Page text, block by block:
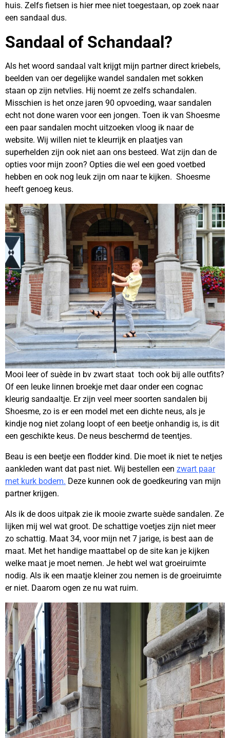
huis. Zelfs fietsen is hier mee niet toegestaan, op zoek naar
een sandaal dus.
Sandaal of Schandaal?
Als het woord sandaal valt krijgt mijn partner direct kriebels,
beelden van oer degelijke wandel sandalen met sokken
staan op zijn netvlies. Hij noemt ze zelfs schandalen.
Misschien is het onze jaren 90 opvoeding, waar sandalen
echt not done waren voor een jongen. Toen ik van Shoesme
een paar sandalen mocht uitzoeken vloog ik naar de
website. Wij willen niet te kleurrijk en plaatjes van
superhelden zijn ook niet aan ons besteed. Wat zijn dan de
opties voor mijn zoon? Opties die wel een goed voetbed
hebben en ook nog leuk zijn om naar te kijken. Shoesme
heeft genoeg keus.
Mooi leer of suède in bv zwart staat toch ook bij alle outfits?
Of een leuke linnen broekje met daar onder een cognac
kleurig sandaaltje. Er zijn veel meer soorten sandalen bij
Shoesme, zo is er een model met een dichte neus, als je
kindje nog niet zolang loopt of een beetje onhandig is, is dit
een geschikte keus. De neus beschermd de teentjes.
Beau is een beetje een flodder kind. Die moet ik niet te netjes
aankleden want dat past niet. Wij bestellen een zwart paar
met kurk bodem. Deze kunnen ook de goedkeuring van mijn
partner krijgen.
Als ik de doos uitpak zie ik mooie zwarte suède sandalen. Ze
lijken mij wel wat groot. De schattige voetjes zijn niet meer
zo schattig. Maat 34, voor mijn net 7 jarige, is best aan de
maat. Met het handige maattabel op de site kan je kijken
welke maat je moet nemen. Je hebt wel wat groeiruimte
nodig. Als ik een maatje kleiner zou nemen is de groeiruimte
er niet. Daarom ogen ze nu wat ruim.